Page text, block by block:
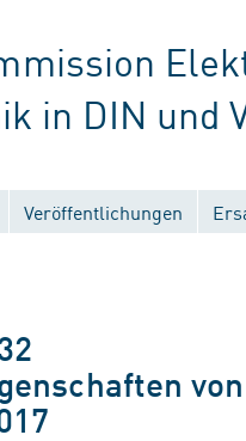
in DIN und
Veröffentlichungen